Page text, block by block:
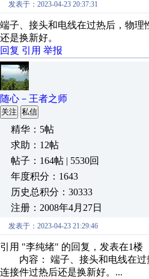
发表于：2023-04-23 20:37:31
端子、接头和电线在过热后，物理
还是换新好。
回复 引用 举报
随心－王者之师
关注 私信
精华：5帖
求助：12帖
帖子：164帖 | 5530回
年度积分：1643
历史总积分：30333
注册：2008年4月27日
发表于：2023-04-23 21:29:46
引用 "李纯绪" 的回复，发表在1楼
内容： 端子、接头和电线在过
连接件过热后还是换新好。...